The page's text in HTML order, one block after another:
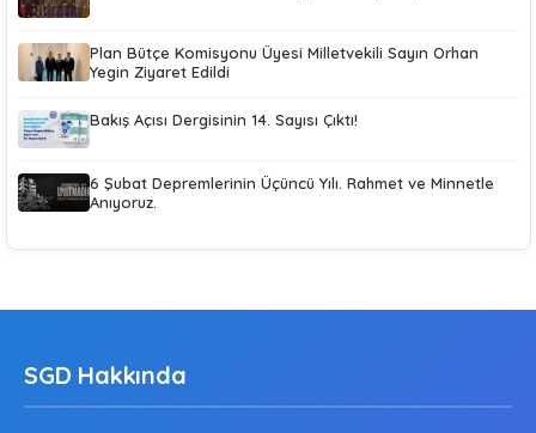
Plan Bütçe Komisyonu Üyesi Milletvekili Sayın Orhan
Yegin Ziyaret Edildi
Bakış Açısı Dergisinin 14. Sayısı Çıktı!
6 Şubat Depremlerinin Üçüncü Yılı. Rahmet ve Minnetle
Anıyoruz.
SGD Hakkında